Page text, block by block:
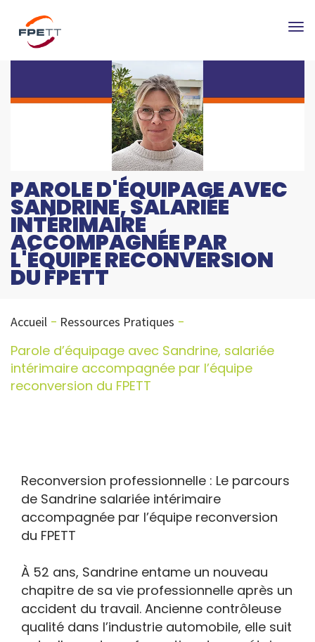
PAROLE D'ÉQUIPAGE AVEC
SANDRINE, SALARIÉE
INTÉRIMAIRE
ACCOMPAGNÉE PAR
L'ÉQUIPE RECONVERSION
DU FPETT
Accueil Ressources Pratiques
Parole d’équipage avec Sandrine, salariée
intérimaire accompagnée par l’équipe
reconversion du FPETT
Reconversion professionnelle : Le parcours
de Sandrine salariée intérimaire
accompagnée par l’équipe reconversion
du FPETT
À 52 ans, Sandrine entame un nouveau
chapitre de sa vie professionnelle après un
accident du travail. Ancienne contrôleuse
qualité dans l’industrie automobile, elle suit